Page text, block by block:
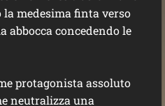
la medesima finta verso
abbocca concedendo le
protagonista assoluto
neutralizza una